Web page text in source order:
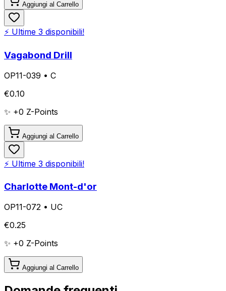
Aggiungi al Carrello
⚡ Ultime 3 disponibili!
Vagabond Drill
OP11-039 • C
€0.10
✨ +0 Z-Points
Aggiungi al Carrello
⚡ Ultime 3 disponibili!
Charlotte Mont-d'or
OP11-072 • UC
€0.25
✨ +0 Z-Points
Aggiungi al Carrello